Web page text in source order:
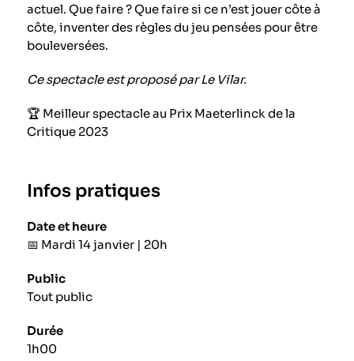
actuel. Que faire ? Que faire si ce n’est jouer côte à
côte, inventer des règles du jeu pensées pour être
bouleversées.
Ce spectacle est proposé par Le Vilar.
🏆 Meilleur spectacle au Prix Maeterlinck de la
Critique 2023
Infos pratiques
Date et heure
📅 Mardi 14 janvier | 20h
Public
Tout public
Durée
1h00